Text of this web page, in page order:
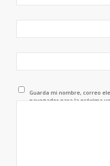
Guarda mi nombre, correo
navegador para la próxima